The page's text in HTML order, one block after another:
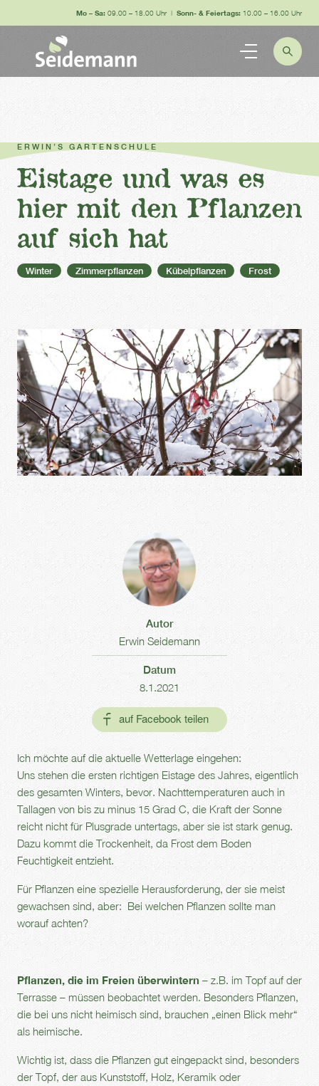
Mo – Sa: 09.00 – 18.00 Uhr | Sonn- & Feiertags: 10.00 – 16.00 Uhr
ERWIN’S GARTENSCHULE
Eistage und was es
hier mit den Pflanzen
auf sich hat
Winter Zimmerpflanzen Kübelpflanzen Frost
Ich möchte auf die aktuelle Wetterlage eingehen:
Uns stehen die ersten richtigen Eistage des Jahres, eigentlich
des gesamten Winters, bevor. Nachttemperaturen auch in
Tallagen von bis zu minus 15 Grad C, die Kraft der Sonne
reicht nicht für Plusgrade untertags, aber sie ist stark genug.
Dazu kommt die Trockenheit, da Frost dem Boden
Feuchtigkeit entzieht.
Für Pflanzen eine spezielle Herausforderung, der sie meist
gewachsen sind, aber: Bei welchen Pflanzen sollte man
worauf achten?
Pflanzen, die im Freien überwintern – z.B. im Topf auf der
Terrasse – müssen beobachtet werden. Besonders Pflanzen,
die bei uns nicht heimisch sind, brauchen „einen Blick mehr“
als heimische.
Wichtig ist, dass die Pflanzen gut eingepackt sind, besonders
der Topf, der aus Kunststoff, Holz, Keramik oder
Autor
Erwin Seidemann
Datum
8.1.2021